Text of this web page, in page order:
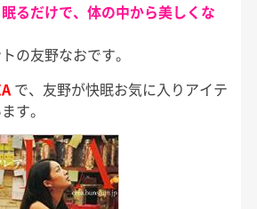
るだけで、体の中から美しくな
の友野なおです。
で、友野が快眠お気に入りアイテ
す。